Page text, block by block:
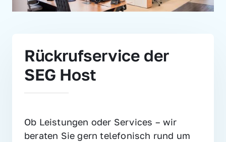
Rückrufservice der
SEG Host
Ob Leistungen oder Services – wir
beraten Sie gern telefonisch rund um